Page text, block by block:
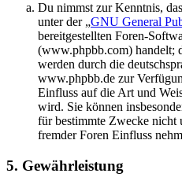
Du nimmst zur Kenntnis,
unter der „GNU General
bereitgestellten Foren-
(www.phpbb.com) handelt;
werden durch die
www.phpbb.de zur
Einfluss auf die Art und
wird. Sie können
für bestimmte Zwecke nicht
fremder Foren Einfluss
5. Gewährleistung